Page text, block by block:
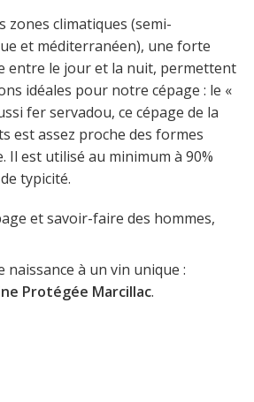
zones climatiques (semi-
et méditerranéen), une forte
entre le jour et la nuit, permettent
idéales pour notre cépage : le «
fer servadou, ce cépage de la
est assez proche des formes
Il est utilisé au minimum à 90%
typicité.
et savoir-faire des hommes,
naissance à un vin unique :
Protégée Marcillac.